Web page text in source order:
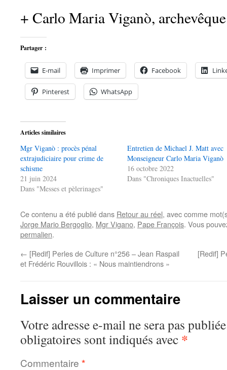
+ Carlo Maria Viganò, archevêque
Partager :
E-mail Imprimer Facebook
Pinterest WhatsApp
Articles similaires
Mgr Viganò : procès pénal
extrajudiciaire pour crime de
schisme
21 juin 2024
Dans "Messes et pèlerinages"
Entretien de Michael J. Matt avec
Monseigneur Carlo Maria Viganò
16 octobre 2022
Dans "Chroniques Inactuelles"
Ce contenu a été publié dans Retour au réel, avec comme
Jorge Mario Bergoglio, Mgr Vigano, Pape François. Vous
permalien.
← [Redif] Perles de Culture n°256 – Jean Raspail
et Frédéric Rouvillois : « Nous maintiendrons »
[Redif]
Laisser un commentaire
Votre adresse e-mail ne sera pas
obligatoires sont indiqués avec *
Commentaire *